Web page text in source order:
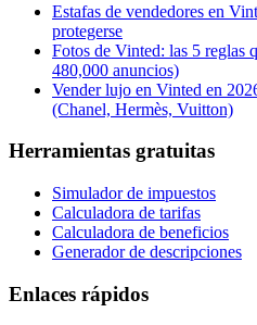
Estafas de vendedores en
protegerse
Fotos de Vinted: las 5 reglas
480,000 anuncios)
Vender lujo en Vinted en
(Chanel, Hermès, Vuitton)
Herramientas gratuitas
Simulador de impuestos
Calculadora de tarifas
Calculadora de beneficios
Generador de descripciones
Enlaces rápidos